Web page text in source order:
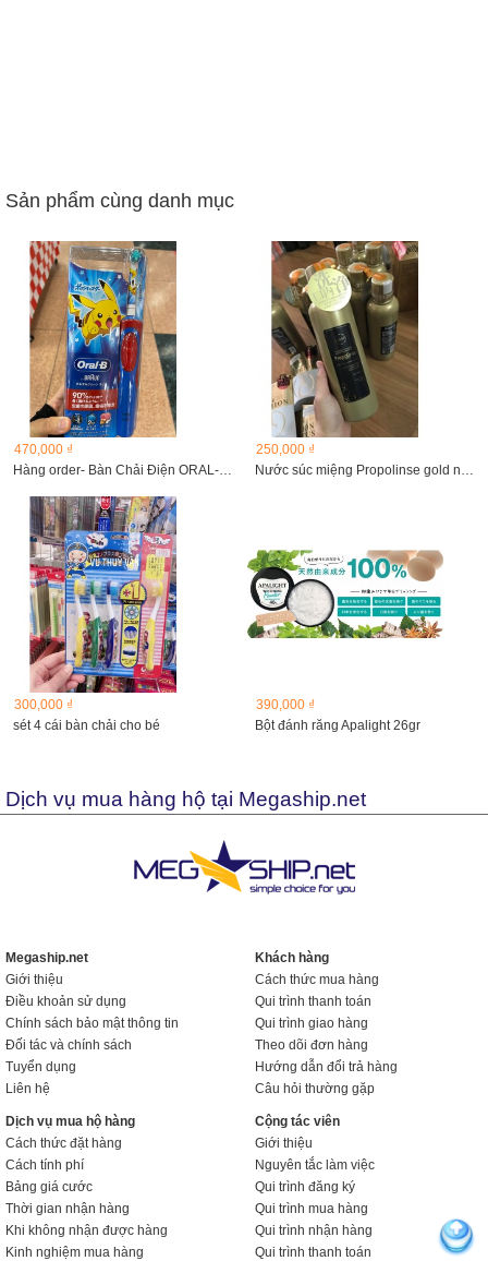
Sản phẩm cùng danh mục
470,000 ₫
Hàng order- Bàn Chải Điện ORAL-B cho các bé
250,000 ₫
Nước súc miệng Propolinse gold nhật bản hương vị bạc hà,...
300,000 ₫
sét 4 cái bàn chải cho bé
390,000 ₫
Bột đánh răng Apalight 26gr
Dịch vụ mua hàng hộ tại Megaship.net
Megaship.net
Giới thiệu
Điều khoản sử dụng
Chính sách bảo mật thông tin
Đối tác và chính sách
Tuyển dụng
Liên hệ
Khách hàng
Cách thức mua hàng
Qui trình thanh toán
Qui trình giao hàng
Theo dõi đơn hàng
Hướng dẫn đổi trả hàng
Câu hỏi thường gặp
Dịch vụ mua hộ hàng
Cách thức đặt hàng
Cách tính phí
Bảng giá cước
Thời gian nhận hàng
Khi không nhận được hàng
Kinh nghiệm mua hàng
Cộng tác viên
Giới thiệu
Nguyên tắc làm việc
Qui trình đăng ký
Qui trình mua hàng
Qui trình nhận hàng
Qui trình thanh toán